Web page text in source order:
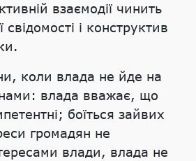
взаємодії чинить
свідомості і конструктив
коли влада не йде на
влада вважає, що
боїться зайвих
громадян не
влади, влада не